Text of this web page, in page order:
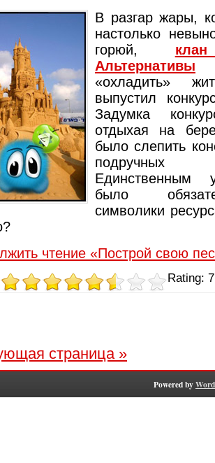
В разгар жары,
настолько
горюй,
Альтернативы
«охладить»
выпустил
Задумка
отдыхая на
было слепить
подручных
Единственным
было
символики
чтение «Построй свою
Rating:
страница »
Powered by